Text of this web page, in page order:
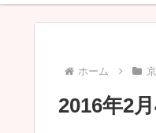
ホーム
2016年2